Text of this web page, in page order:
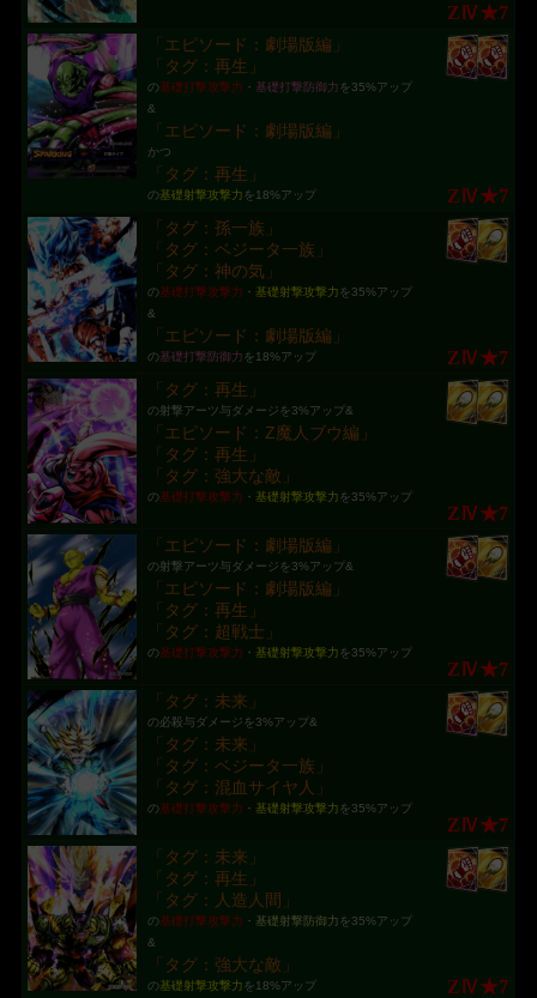
ZⅣ★7
「エピソード：劇場版編」
「タグ：再生」
の基礎打撃攻撃力 ・ 基礎打撃防御力 を35%アップ
&
「エピソード：劇場版編」
かつ
「タグ：再生」
の基礎射撃攻撃力 を18%アップ ZⅣ★7
「タグ：孫一族」
「タグ：ベジータ一族」
「タグ：神の気」
の基礎打撃攻撃力 ・ 基礎射撃攻撃力 を35%アップ
&
「エピソード：劇場版編」
の基礎打撃防御力 を18%アップ ZⅣ★7
「タグ：再生」
の射撃アーツ与ダメージを3%アップ&
「エピソード：Z魔人ブウ編」
「タグ：再生」
「タグ：強大な敵」
の基礎打撃攻撃力 ・ 基礎射撃攻撃力 を35%アップ
ZⅣ★7
「エピソード：劇場版編」
の射撃アーツ与ダメージを3%アップ&
「エピソード：劇場版編」
「タグ：再生」
「タグ：超戦士」
の基礎打撃攻撃力 ・ 基礎射撃攻撃力 を35%アップ
ZⅣ★7
「タグ：未来」
の必殺与ダメージを3%アップ&
「タグ：未来」
「タグ：ベジータ一族」
「タグ：混血サイヤ人」
の基礎打撃攻撃力 ・ 基礎射撃攻撃力 を35%アップ
ZⅣ★7
「タグ：未来」
「タグ：再生」
「タグ：人造人間」
の基礎打撃攻撃力 ・ 基礎射撃防御力 を35%アップ
&
「タグ：強大な敵」
の基礎射撃攻撃力 を18%アップ ZⅣ★7